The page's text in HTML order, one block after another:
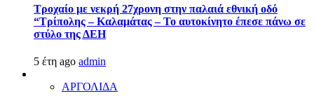
Τροχαίο με νεκρή 27χρονη στην παλαιά εθνική οδό
“Τρίπολης – Καλαμάτας – Το αυτοκίνητο έπεσε πάνω σε
στύλο της ΔΕΗ
5 έτη ago admin
ΑΡΓΟΛΙΔΑ